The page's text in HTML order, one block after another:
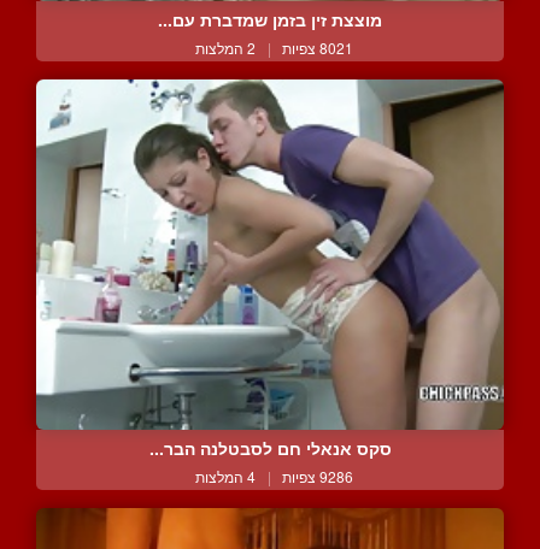
מוצצת זין בזמן שמדברת עם...
8021 צפיות | 2 המלצות
סקס אנאלי חם לסבטלנה הבר...
9286 צפיות | 4 המלצות